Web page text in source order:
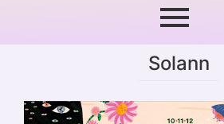
Solann